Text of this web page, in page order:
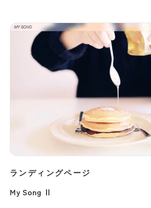
ランディングページ
My Song Ⅱ